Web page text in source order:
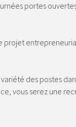
portes
projet
des postes
vous serez une